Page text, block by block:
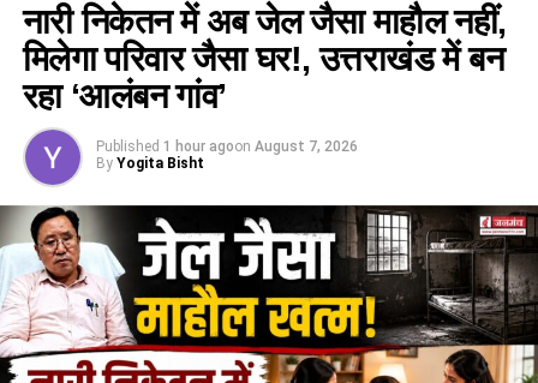
नारी निकेतन में अब जेल जैसा माहौल नहीं,
मिलेगा परिवार जैसा घर!, उत्तराखंड में बन
रहा ‘आलंबन गांव’
Published 1 hour agoon August 7, 2026
By Yogita Bisht